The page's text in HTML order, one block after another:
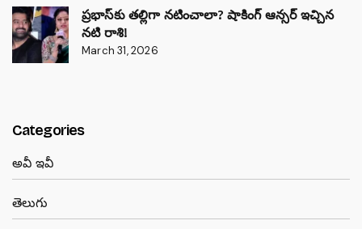
ప్రభాస్‌కు తల్లిగా నటించాలా? షాకింగ్ ఆన్సర్ ఇచ్చిన
నటి రాశి!
March 31, 2026
Categories
అవీ ఇవీ
తెలుగు